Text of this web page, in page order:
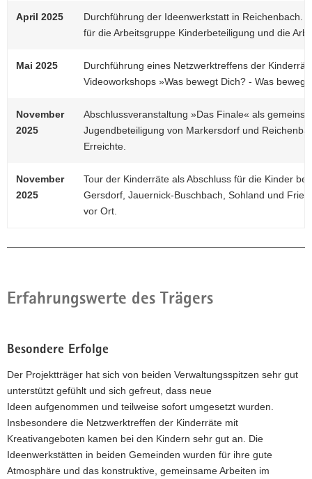
April 2025
Durchführung der Ideenwerkstatt in Reichenbach.
für die Arbeitsgruppe Kinderbeteiligung und die
Mai 2025
Durchführung eines Netzwerktreffens der
Videoworkshops »Was bewegt Dich? - Was
November
2025
Abschlussveranstaltung »Das Finale« als
Jugendbeteiligung von Markersdorf und
Erreichte.
November
2025
Tour der Kinderräte als Abschluss für die Kinder
Gersdorf, Jauernick-Buschbach, Sohland und
vor Ort.
Erfahrungswerte des Trägers
Besondere Erfolge
Der Projektträger hat sich von beiden Verwaltungsspitzen sehr gut
unterstützt gefühlt und sich gefreut, dass neue
Ideen aufgenommen und teilweise sofort umgesetzt wurden.
Insbesondere die Netzwerktreffen der Kinderräte mit
Kreativangeboten kamen bei den Kindern sehr gut an. Die
Ideenwerkstätten in beiden Gemeinden wurden für ihre gute
Atmosphäre und das konstruktive, gemeinsame Arbeiten im